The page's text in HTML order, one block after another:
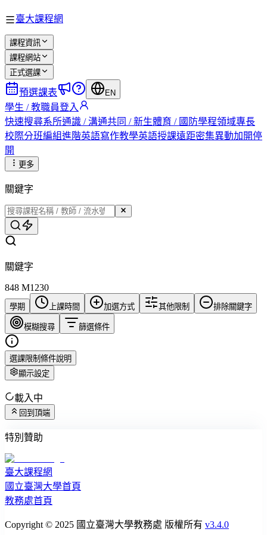
臺大課程網
課程資訊
課程網站
正式選課
預選課表 EN
學生 / 教職員登入
快速搜尋系所通識 / 溝通共同 / 新生體育 / 國防學程領域專長
校際分班編組進階英語寫作教學英語授課遠距密集異動加開停
開
更多
關鍵字
關鍵字
848 M1230
學期 上課時間 加選方式 其他限制 排除關鍵字
模糊搜尋 篩選條件
選課限制條件說明
顯示設定
載入中
回到頂端
特別贊助
臺大課程網
國立臺灣大學首頁
教務處首頁
Copyright © 2025 國立臺灣大學教務處 版權所有 v3.4.0